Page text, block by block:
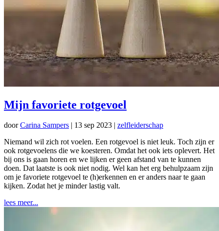
Mijn favoriete rotgevoel
doorCarina Sampers | 13 sep 2023 | zelfleiderschap
Niemand wil zich rot voelen. Een rotgevoel is niet leuk. Toch zijn er
ook rotgevoelens die we koesteren. Omdat het ook iets oplevert. Het
bij ons is gaan horen en we lijken er geen afstand van te kunnen
doen. Dat laatste is ook niet nodig. Wel kan het erg behulpzaam zijn
om je favoriete rotgevoel te (h)erkennen en er anders naar te gaan
kijken. Zodat het je minder lastig valt.
lees meer...